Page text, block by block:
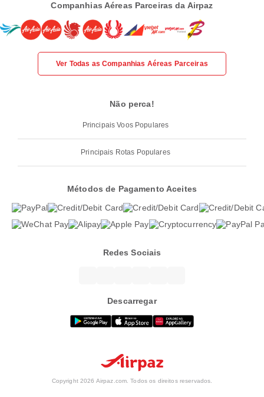
Companhias Aéreas Parceiras da Airpaz
Ver Todas as Companhias Aéreas Parceiras
Não perca!
Principais Voos Populares
Principais Rotas Populares
Métodos de Pagamento Aceites
Redes Sociais
Descarregar
Copyright 2026 Airpaz.com. Todos os direitos reservados.